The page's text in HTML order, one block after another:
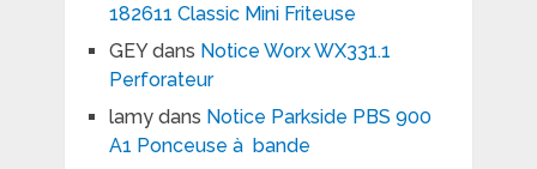
182611 Classic Mini Friteuse
GEYdans Notice Worx WX331.1
Perforateur
lamydans Notice Parkside PBS 900
A1 Ponceuse à bande